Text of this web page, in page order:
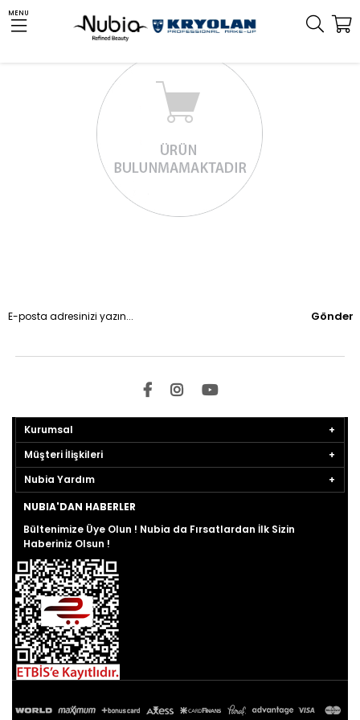
MENU
Gönder
Kurumsal
Müşteri İlişkileri
Nubia Yardım
NUBIA'DAN HABERLER
Bültenimize Üye Olun ! Nubia da Fırsatlardan İlk Sizin
Haberiniz Olsun !